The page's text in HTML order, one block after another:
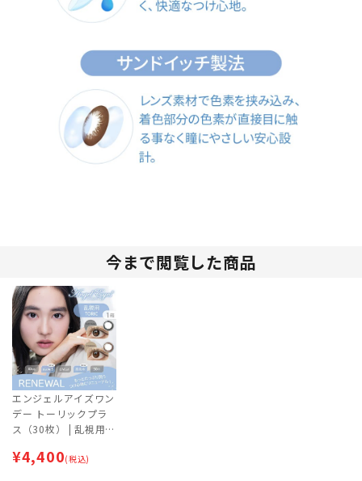
今まで閲覧した商品
エンジェルアイズワン
デー トーリックプラ
ス（30枚） | 乱視用カ
短あす届く） | カラコ
¥4,400(税込)